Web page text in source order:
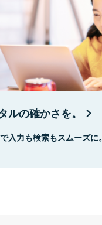
ルの確かさを。
入力も検索もスムーズに。